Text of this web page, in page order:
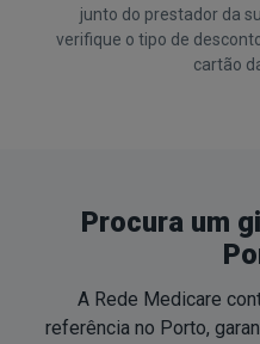
junto do prestador da
verifique o tipo de
cartão
Procura um
A Rede Medicare
referência no Porto,